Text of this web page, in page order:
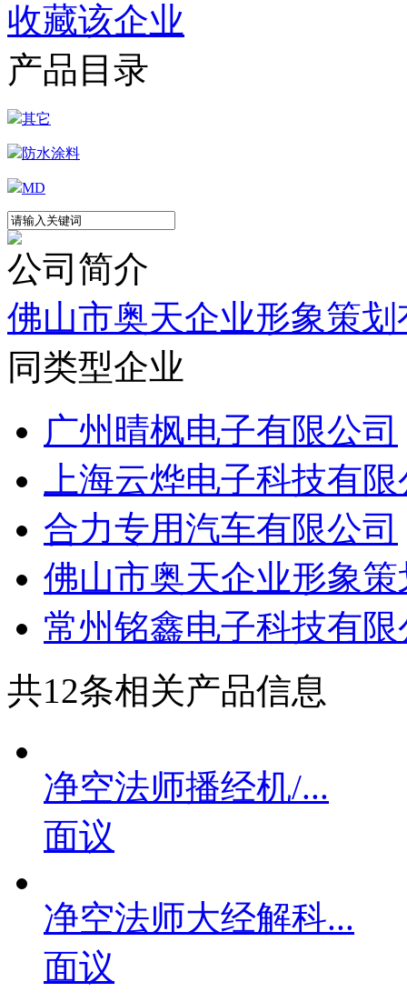
收藏该企业
产品目录
其它
防水涂料
MD
公司简介
佛山市奥天企业形象策
同类型企业
广州晴枫电子有限公司
上海云烨电子科技有
合力专用汽车有限公司
佛山市奥天企业形象
常州铭鑫电子科技有限
共12条相关产品信息
净空法师播经机/...
面议
净空法师大经解科...
面议